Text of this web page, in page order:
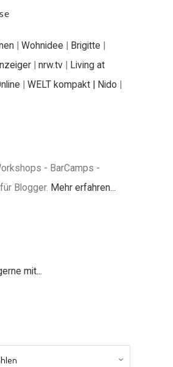
| Wohnidee | Brigitte |
| nrw.tv | Living at
| WELT kompakt | Nido |
- BarCamps -
Blogger. Mehr erfahren...
mit...